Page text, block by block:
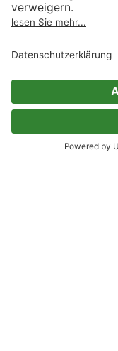
Pinterest
Bücher
Preise
Skoobe App